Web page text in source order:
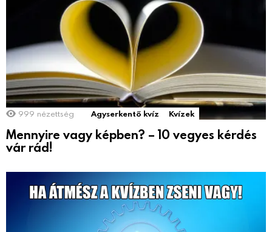
999 nézettség Agyserkentő kvíz Kvízek
Mennyire vagy képben? – 10 vegyes kérdés
vár rád!